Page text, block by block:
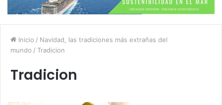
Inicio / Navidad, las tradiciones más extrañas del
mundo / Tradicion
Tradicion